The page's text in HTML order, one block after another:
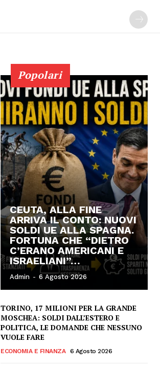
Popolari
CEUTA, ALLA FINE
ARRIVA IL CONTO: NUOVI
SOLDI UE ALLA SPAGNA.
FORTUNA CHE “DIETRO
C’ERANO AMERICANI E
ISRAELIANI”…
Admin - 6 Agosto 2026
TORINO, 17 MILIONI PER LA GRANDE
MOSCHEA: SOLDI DALL’ESTERO E
POLITICA, LE DOMANDE CHE NESSUNO
VUOLE FARE
ECONOMIA E FINANZA 6 Agosto 2026